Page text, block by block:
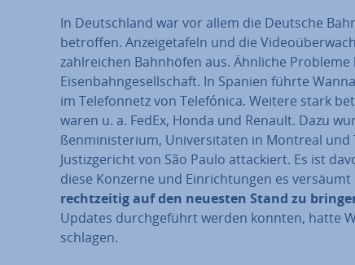
In Deutsch­land war vor allem die Deutsche
betroffen. An­zei­ge­ta­feln und die
zahl­rei­chen Bahnhöfen aus. Ähnliche Probleme
Ei­sen­bahn­ge­sell­schaft. In Spanien führte
im Te­le­fon­netz von Te­le­fó­ni­ca. Weitere stark
waren u. a. FedEx, Honda und Renault. Dazu
ßen­mi­nis­te­ri­um, Uni­ver­si­tä­ten in Montreal und
Jus­tiz­ge­richt von São Paulo at­ta­ckiert. Es ist
diese Konzerne und Ein­rich­tun­gen es
recht­zei­tig auf den neuesten Stand zu
Updates durch­ge­führt werden konnten, hatte
schla­gen.